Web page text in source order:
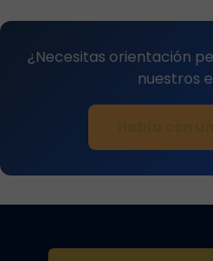
¿Necesitas orientación
nuestros